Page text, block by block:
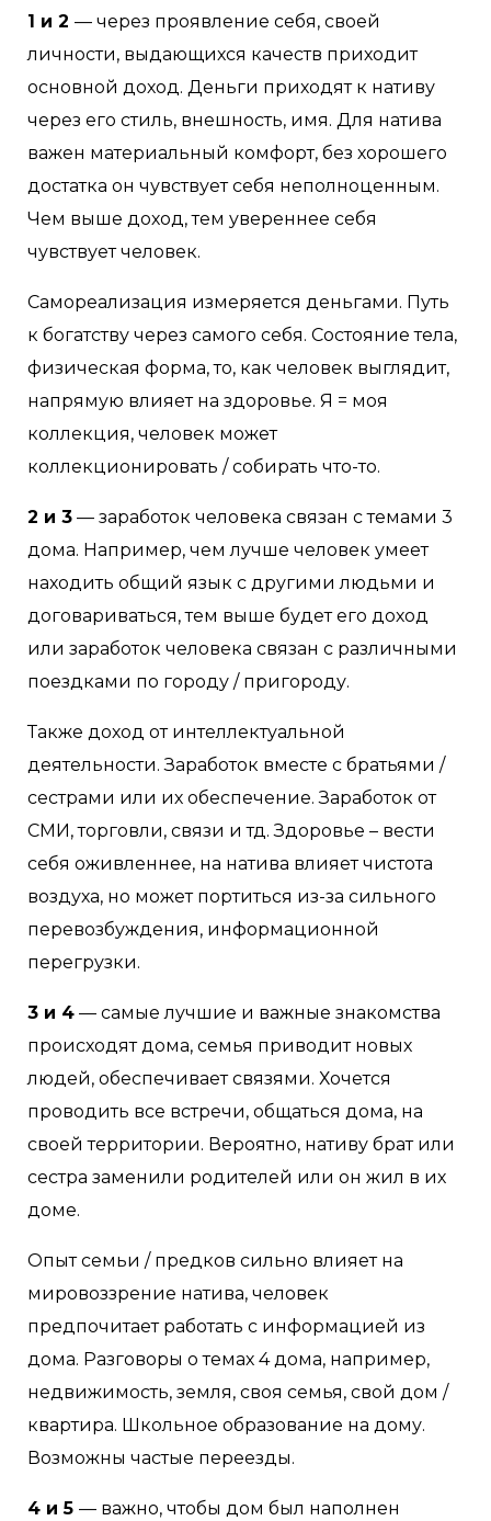
1 и 2 — через проявление себя, своей
личности, выдающихся качеств приходит
основной доход. Деньги приходят к нативу
через его стиль, внешность, имя. Для натива
важен материальный комфорт, без хорошего
достатка он чувствует себя неполноценным.
Чем выше доход, тем увереннее себя
чувствует человек.
Самореализация измеряется деньгами. Путь
к богатству через самого себя. Состояние тела,
физическая форма, то, как человек выглядит,
напрямую влияет на здоровье. Я = моя
коллекция, человек может
коллекционировать / собирать что-то.
2 и 3 — заработок человека связан с темами 3
дома. Например, чем лучше человек умеет
находить общий язык с другими людьми и
договариваться, тем выше будет его доход
или заработок человека связан с различными
поездками по городу / пригороду.
Также доход от интеллектуальной
деятельности. Заработок вместе с братьями /
сестрами или их обеспечение. Заработок от
СМИ, торговли, связи и тд. Здоровье – вести
себя оживленнее, на натива влияет чистота
воздуха, но может портиться из-за сильного
перевозбуждения, информационной
перегрузки.
3 и 4 — самые лучшие и важные знакомства
происходят дома, семья приводит новых
людей, обеспечивает связями. Хочется
проводить все встречи, общаться дома, на
своей территории. Вероятно, нативу брат или
сестра заменили родителей или он жил в их
доме.
Опыт семьи / предков сильно влияет на
мировоззрение натива, человек
предпочитает работать с информацией из
дома. Разговоры о темах 4 дома, например,
недвижимость, земля, своя семья, свой дом /
квартира. Школьное образование на дому.
Возможны частые переезды.
4 и 5 — важно, чтобы дом был наполнен